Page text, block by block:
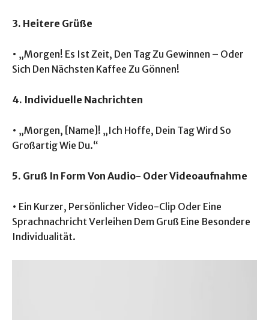
3. Heitere Grüße
• „Morgen! Es Ist Zeit, Den Tag Zu Gewinnen – Oder
Sich Den Nächsten Kaffee Zu Gönnen!
4. Individuelle Nachrichten
• „Morgen, [Name]! „Ich Hoffe, Dein Tag Wird So
Großartig Wie Du.“
5. Gruß In Form Von Audio- Oder Videoaufnahme
• Ein Kurzer, Persönlicher Video-Clip Oder Eine
Sprachnachricht Verleihen Dem Gruß Eine Besondere
Individualität.